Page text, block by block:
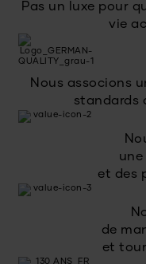
Pas un luxe pour
vie
Nous associons
standards
et des
de
et